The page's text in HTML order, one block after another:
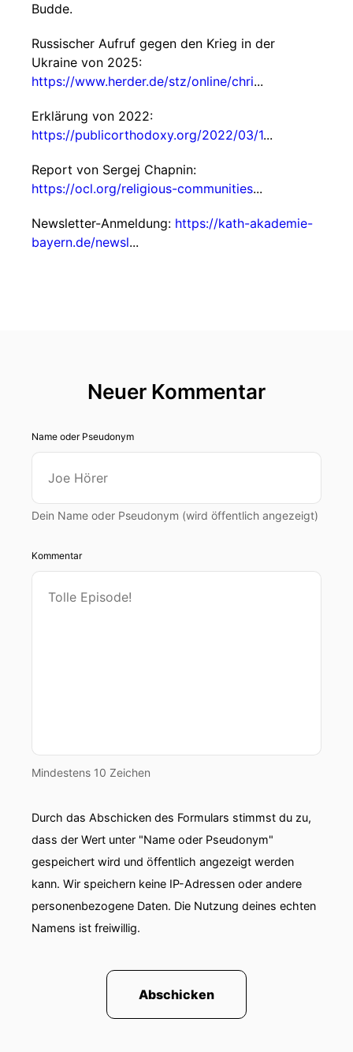
Budde.
Russischer Aufruf gegen den Krieg in der
Ukraine von 2025:
https://www.herder.de/stz/online/chri...
Erklärung von 2022:
https://publicorthodoxy.org/2022/03/1...
Report von Sergej Chapnin:
https://ocl.org/religious-communities...
Newsletter-Anmeldung: https://kath-akademie-
bayern.de/newsl...
Neuer Kommentar
Name oder Pseudonym
Dein Name oder Pseudonym (wird öffentlich angezeigt)
Kommentar
Mindestens 10 Zeichen
Durch das Abschicken des Formulars stimmst du zu,
dass der Wert unter "Name oder Pseudonym"
gespeichert wird und öffentlich angezeigt werden
kann. Wir speichern keine IP-Adressen oder andere
personenbezogene Daten. Die Nutzung deines echten
Namens ist freiwillig.
Abschicken